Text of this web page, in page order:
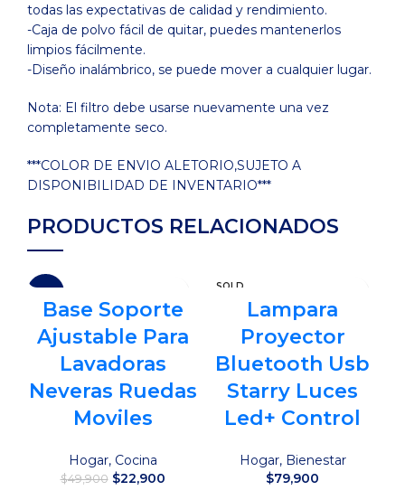
todas las expectativas de calidad y rendimiento.
-Caja de polvo fácil de quitar, puedes mantenerlos
limpios fácilmente.
-Diseño inalámbrico, se puede mover a cualquier lugar.
Nota: El filtro debe usarse nuevamente una vez
completamente seco.
***COLOR DE ENVIO ALETORIO,SUJETO A
DISPONIBILIDAD DE INVENTARIO***
PRODUCTOS RELACIONADOS
Base Soporte
Ajustable Para
Lavadoras
Neveras Ruedas
Moviles
Hogar, Cocina
$49,900 El
$22,900El
SOLD
Lampara
Proyector
Bluetooth Usb
Starry Luces
Led+ Control
Hogar, Bienestar
$79,900